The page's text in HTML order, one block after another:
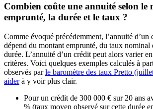
Combien coûte une annuité selon le
emprunté, la durée et le taux ?
Comme évoqué précédemment, l’annuité
dépend du montant emprunté, du taux nominal
durée. L’annuité d’un crédit peut alors varier
critères. Voici quelques exemples calculés à
observés parle baromètre des taux Pretto
aiderà y voir plus clair.
Pour un crédit de 300 000 € sur 20 ans
% (taux moyen observé sur cette durée